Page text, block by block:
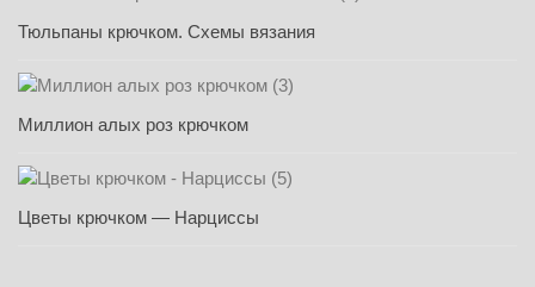
Тюльпаны крючком. Схемы вязания
Миллион алых роз крючком
Цветы крючком — Нарциссы